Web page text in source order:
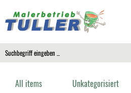
All items Unkategorisiert